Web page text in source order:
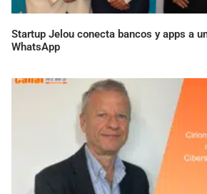
Startup Jelou conecta bancos y apps a
WhatsApp